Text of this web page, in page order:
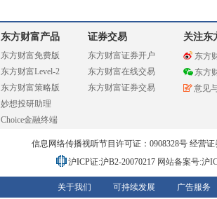
东方财富产品
东方财富免费版
东方财富Level-2
东方财富策略版
妙想投研助理
Choice金融终端
证券交易
东方财富证券开户
东方财富在线交易
东方财富证券交易
关注东
东方
东方
意见
信息网络传播视听节目许可证：0908328号 经营证
沪ICP证:沪B2-20070217 网站备案号:沪
关于我们 可持续发展 广告服务